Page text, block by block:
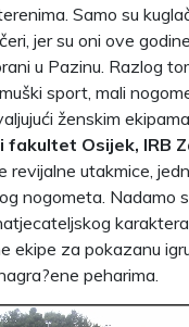
Samo su
jer su oni ove
u Pazinu. Razlog
sport, mali
ženskim
fakultet Osijek, IRB
revijalne utakmice,
nogometa. Nadamo
ekipe za pokazanu
peharima.